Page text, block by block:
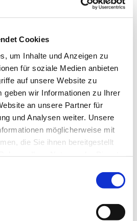
Cookies
um Inhalte und Anzeigen zu
für soziale Medien anbieten
auf unsere Website zu
geben wir Informationen zu Ihrer
an unsere Partner für
und Analysen weiter. Unsere
möglicherweise mit
die Sie ihnen bereitgestellt
Sie auch